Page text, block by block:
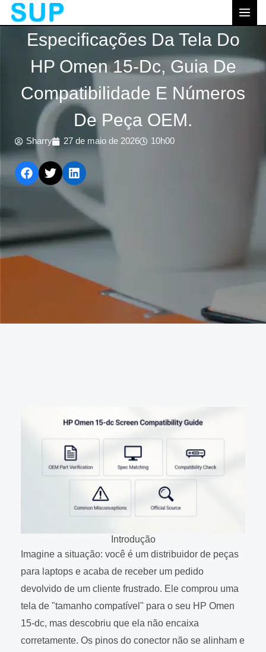
至
Especificações Da Tela Do
HP Omen 15-Dc, Guia De
Compatibilidade E Números
De Peça OEM.
Sharry 27 de maio de 2026 10h00
Introdução
Imagine a situação: você é um distribuidor de peças
para laptops e acaba de receber um pedido
devolvido de um cliente frustrado. Ele comprou uma
tela de "tamanho compatível" para o seu HP Omen
15-dc, mas descobriu que ela não encaixa
corretamente. Os pinos do conector não se alinham e